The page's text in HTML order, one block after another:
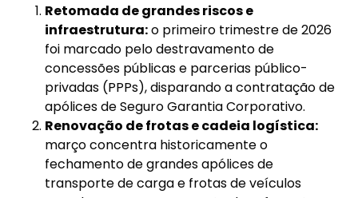
Retomada de grandes riscos e
infraestrutura:o primeiro trimestre de 2026
foi marcado pelo destravamento de
concessões públicas e parcerias público-
privadas (PPPs), disparando a contratação de
apólices de Seguro Garantia Corporativo.
Renovação de frotas e cadeia logística:
março concentra historicamente o
fechamento de grandes apólices de
transporte de carga e frotas de veículos